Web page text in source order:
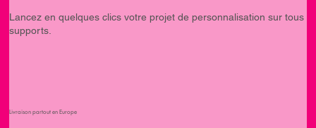
Lancez en quelques clics votre projet de personnalisation sur tous
supports.
Livraison partout en Europe